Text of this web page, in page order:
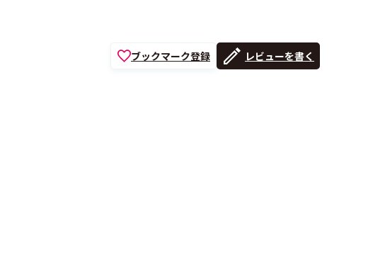
ブックマーク登録 レビューを書く